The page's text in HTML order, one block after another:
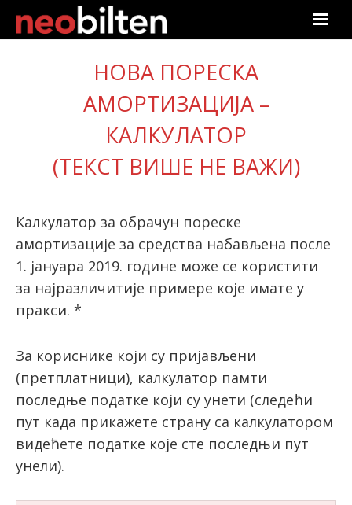
Претрага
Подаци
О нама
Претплата
latinica
НОВА ПОРЕСКА
АМОРТИЗАЦИЈА –
КАЛКУЛАТОР
(ТЕКСТ ВИШЕ НЕ ВАЖИ)
Калкулатор за обрачун пореске
амортизације за средства набављена после
1. јануара 2019. године може се користити
за најразличитије примере које имате у
пракси. *
За кориснике који су пријављени
(претплатници), калкулатор памти
последње податке који су унети (следећи
пут када прикажете страну са калкулатором
видећете податке које сте последњи пут
унели).